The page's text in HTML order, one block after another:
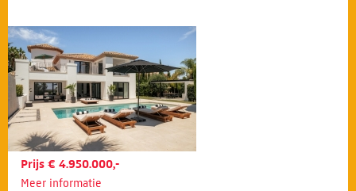
Prijs € 4.950.000,-
Meer informatie